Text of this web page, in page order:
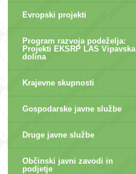
Evropski projekti
Program razvoja podeželja:
Projekti EKSRP LAS Vipavska
dolina
Krajevne skupnosti
Gospodarske javne službe
Druge javne službe
Občinski javni zavodi in
podjetje